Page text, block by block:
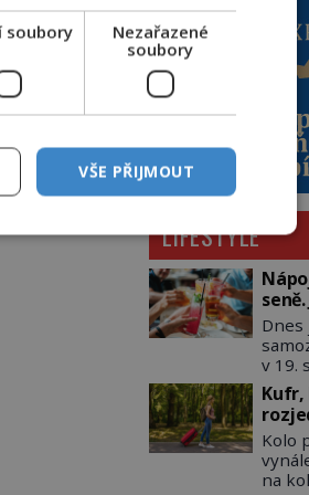
LIFESTYLE
v 19.
mají
chvíli
Kufr,
na
tisíc
Kolo
na
soubory
Nezařazené
soubory
VŠE PŘIJMOUT